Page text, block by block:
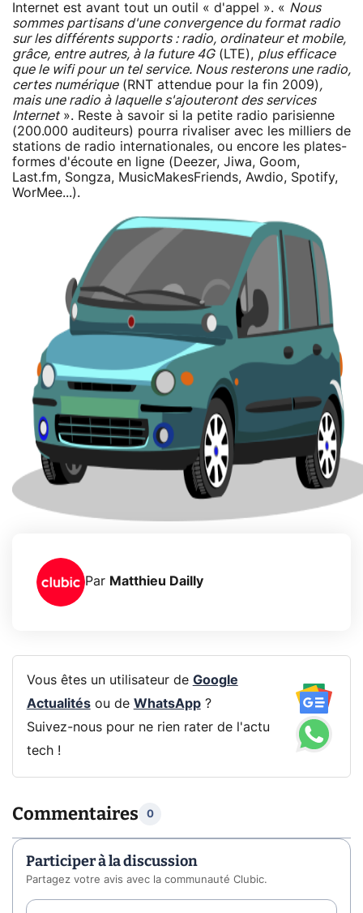
Internet est avant tout un outil « d'appel ». « Nous
sommes partisans d'une convergence du format radio
sur les différents supports : radio, ordinateur et mobile,
grâce, entre autres, à la future 4G(LTE), plus efficace
que le wifi pour un tel service. Nous resterons une radio,
certes numérique(RNT attendue pour la fin 2009) ,
mais une radio à laquelle s'ajouteront des services
Internet». Reste à savoir si la petite radio parisienne
(200.000 auditeurs) pourra rivaliser avec les milliers de
stations de radio internationales, ou encore les plates-
formes d'écoute en ligne (Deezer, Jiwa, Goom,
Last.fm, Songza, MusicMakesFriends, Awdio, Spotify,
WorMee...).
Par Matthieu Dailly
Vous êtes un utilisateur de Google
Actualitésou de WhatsApp?
Suivez-nous pour ne rien rater de l'actu
tech !
Commentaires 0
Participer à la discussion
Partagez votre avis avec la communauté Clubic.